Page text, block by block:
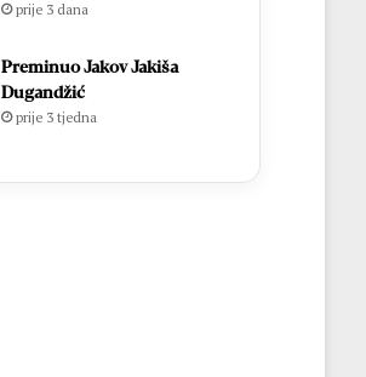
prije 3 dana
Preminuo Jakov Jakiša
Dugandžić
prije 3 tjedna